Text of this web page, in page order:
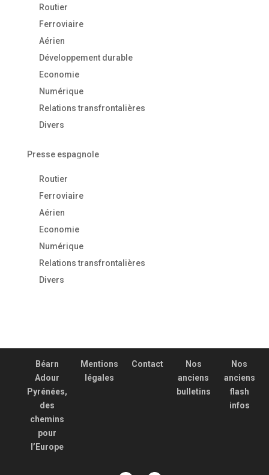
Routier
Ferroviaire
Aérien
Développement durable
Economie
Numérique
Relations transfrontalières
Divers
Presse espagnole
Routier
Ferroviaire
Aérien
Economie
Numérique
Relations transfrontalières
Divers
Béarn
Adour
Pyrénées,
des
chemins
pour
l’Europe
Mentions
légales
Contact
Nos
anciens
bulletins
Nos
anciens
flash
infos